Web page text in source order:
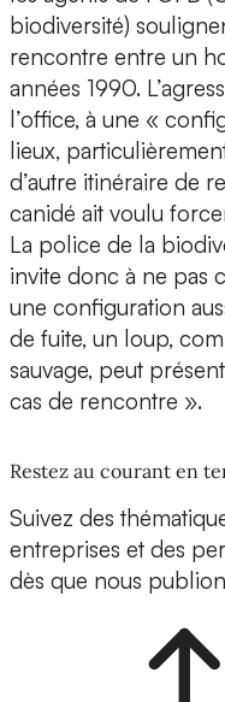
biodiversité)
rencontre entre un
années 1990.
l’office, à une «
lieux,
d’autre itinéraire de
canidé ait voulu
La police de la
invite donc à ne pas
une configuration
de fuite, un loup,
sauvage, peut
cas de rencontre ».
Restez au courant en
Suivez des
entreprises et des
dès que nous